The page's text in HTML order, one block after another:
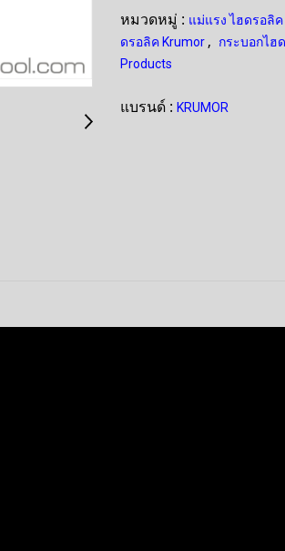
หมวดหมู่ : แม่แรง ไฮดรอลิค
ดรอลิค Krumor , กระบอกไฮ
Products
แบรนด์ : KRUMOR